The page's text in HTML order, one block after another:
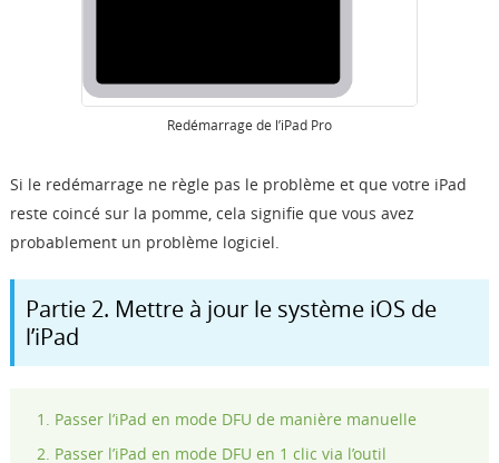
Redémarrage de l’iPad Pro
Si le redémarrage ne règle pas le problème et que votre iPad
reste coincé sur la pomme, cela signifie que vous avez
probablement un problème logiciel.
Partie 2. Mettre à jour le système iOS de
l’iPad
Passer l’iPad en mode DFU de manière manuelle
Passer l’iPad en mode DFU en 1 clic via l’outil